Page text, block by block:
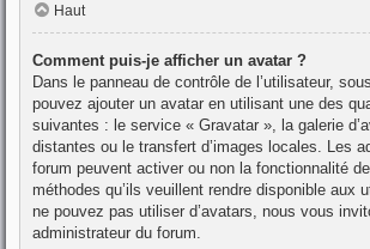
Haut
Comment puis-je afficher un avatar ?
Dans le panneau de contrôle de l’utilisateur,
pouvez ajouter un avatar en utilisant une des
suivantes : le service « Gravatar », la galerie
distantes ou le transfert d’images locales. Les
forum peuvent activer ou non la fonctionnalité
méthodes qu’ils veuillent rendre disponible aux
ne pouvez pas utiliser d’avatars, nous vous
administrateur du forum.